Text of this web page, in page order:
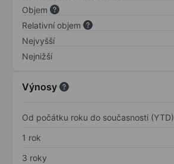
Objem
Relativní objem
Nejvyšší
Nejnižší
Výnosy
Od počátku roku do současnosti (YTD)
1 rok
3 roky